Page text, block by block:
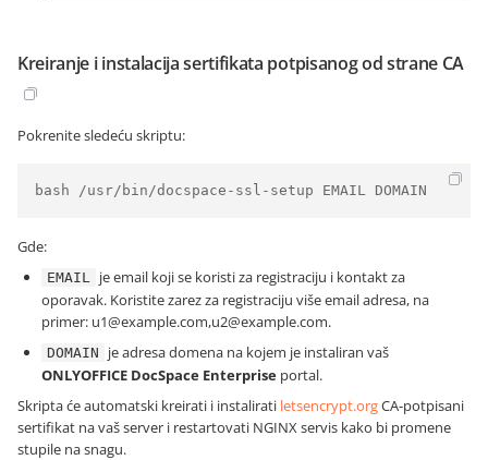
Kreiranje i instalacija sertifikata potpisanog od strane CA
Pokrenite sledeću skriptu:
bash /usr/bin/docspace-ssl-setup EMAIL DOMAIN
Gde:
EMAIL je email koji se koristi za registraciju i kontakt za
oporavak. Koristite zarez za registraciju više email adresa, na
primer: u1@example.com,u2@example.com.
DOMAIN
je adresa domena na kojem je instaliran vaš
ONLYOFFICE DocSpace Enterprise portal.
Skripta će automatski kreirati i instalirati letsencrypt.orgCA-potpisani
sertifikat na vaš server i restartovati NGINX servis kako bi promene
stupile na snagu.